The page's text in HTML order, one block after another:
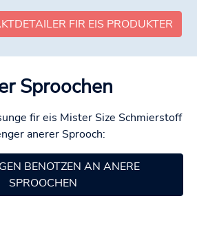
FIR EIS PRODUKTER
Sproochen
fir eis Mister Size Schmierstoff
anerer Sprooch:
BENOTZEN AN ANERE
SPROOCHEN